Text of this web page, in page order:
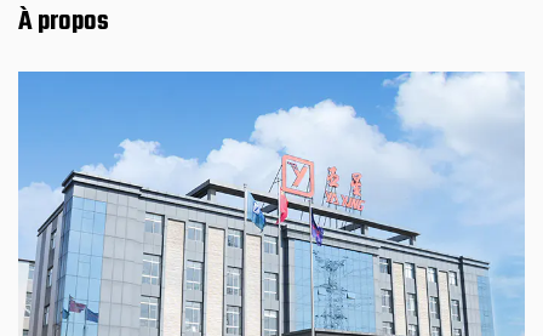
À propos